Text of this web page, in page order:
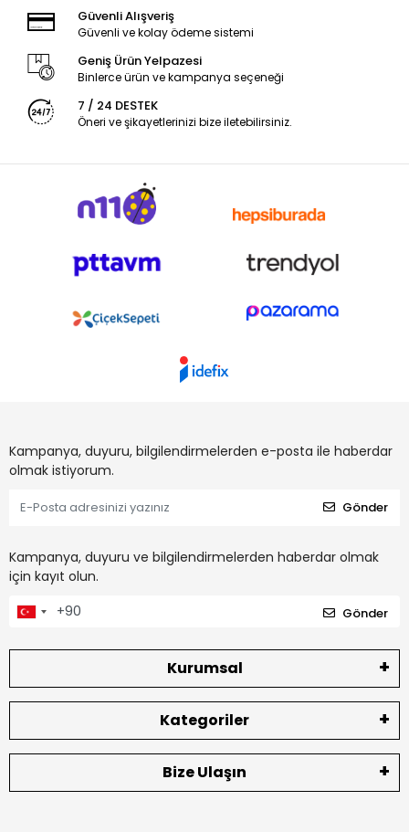
Güvenli Alışveriş
Güvenli ve kolay ödeme sistemi
Geniş Ürün Yelpazesi
Binlerce ürün ve kampanya seçeneği
7 / 24 DESTEK
Öneri ve şikayetlerinizi bize iletebilirsiniz.
Kampanya, duyuru, bilgilendirmelerden e-posta ile haberdar
olmak istiyorum.
Gönder
Kampanya, duyuru ve bilgilendirmelerden haberdar olmak
için kayıt olun.
Gönder
Kurumsal
Kategoriler
Bize Ulaşın